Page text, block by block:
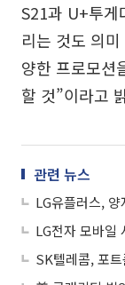
S21과 U+투게
리는 것도 의
양한 프로모션
할 것”이라고
관련 뉴스
LG유플러스,
LG전자 모바일
SK텔레콤, 포